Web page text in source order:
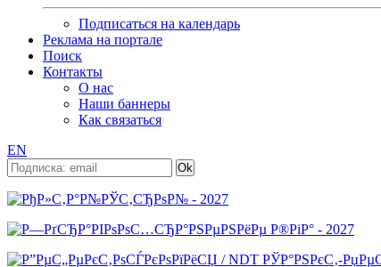
Подписаться на календарь
Реклама на портале
Поиск
Контакты
О нас
Наши баннеры
Как связаться
EN